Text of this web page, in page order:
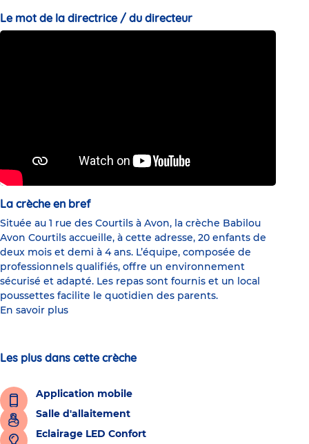
Le mot de la directrice / du directeur
La crèche en bref
Située au 1 rue des Courtils à Avon, la crèche Babilou
Avon Courtils accueille, à cette adresse, 20 enfants de
deux mois et demi à 4 ans. L’équipe, composée de
professionnels qualifiés, offre un environnement
sécurisé et adapté. Les repas sont fournis et un local
poussettes facilite le quotidien des parents.
En savoir plus
Les plus dans cette crèche
Application mobile
Salle d'allaitement
Eclairage LED Confort